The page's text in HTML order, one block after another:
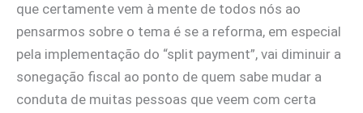
que certamente vem à mente de todos nós ao
pensarmos sobre o tema é se a reforma, em especial
pela implementação do “split payment”, vai diminuir a
sonegação fiscal ao ponto de quem sabe mudar a
conduta de muitas pessoas que veem com certa